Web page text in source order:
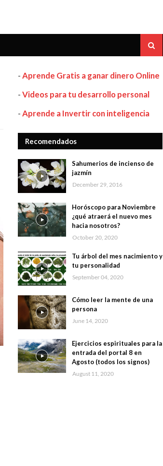
-Aprende Gratis a ganar dinero Online
-Videos para tu desarrollo personal
-Aprende a Invertir con inteligencia
Recomendados
Sahumerios de incienso de
jazmín
December 29, 2016
Horóscopo para Noviembre
¿qué atraerá el nuevo mes
hacia nosotros?
October 20, 2020
Tu árbol del mes nacimiento y
tu personalidad
September 04, 2020
Cómo leer la mente de una
persona
June 14, 2020
Ejercicios espirituales para la
entrada del portal 8 en
Agosto (todos los signos)
August 11, 2020